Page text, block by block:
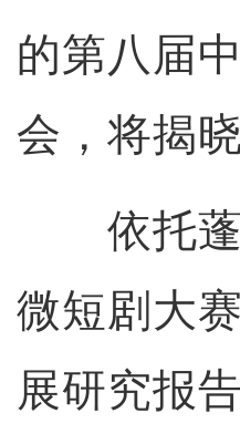
的第八届
会，将揭
依托蓬
微短剧大
展研究报